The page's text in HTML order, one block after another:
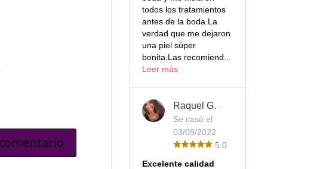
todos los tratamientos
antes de la boda.La
verdad que me dejaron
una piel súper
bonita.Las recomiend...
Leer más
Raquel G. ·
Se casó el
03/09/2022
5.0
Excelente calidad